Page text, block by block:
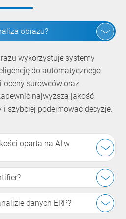
obrazu?
wykorzystuje systemy
do automatycznego
oceny surowców oraz
najwyższą jakość,
szybciej podejmować decyzje.
oparta na AI w
danych ERP?